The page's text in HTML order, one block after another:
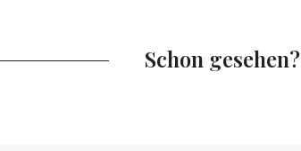
Schon gesehen?